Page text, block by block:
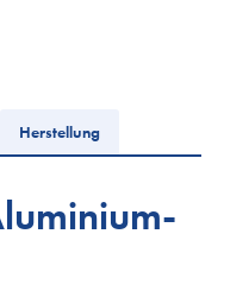
Herstellung